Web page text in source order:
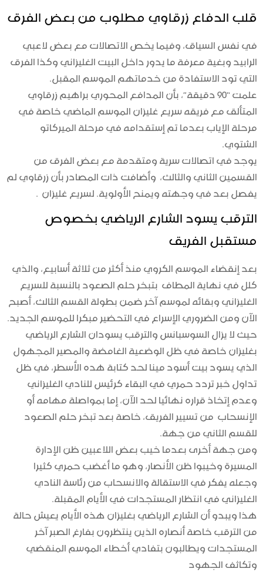
قلب الدفاع زرقاوي مطلوب من بعض الفرق
في نفس السياق، وفيما يخص الاتصالات مع بعض لاعبي
الرابيد وبغية معرفة ما يدور داخل البيت الغليزاني وكذا الفرق
التي تود الاستفادة من خدماتهم الموسم المقبل.
علمت “90 دقيقة”، بأن المدافع المحوري براهيم زرقاوي
المتألق مع فريقه سريع غليزان الموسم الماضي خاصة في
مرحلة الإياب بعدما تم إستقدامه في مرحلة الميركاتو
الشتوي.
يوجد في اتصالات سرية ومتقدمة مع بعض الفرق من
القسمين الثاني والثالث، وأضافت ذات المصادر بأن زرقاوي لم
يفصل بعد في وجهته ويمنح الأولوية. لسريع غليزان .
الترقب يسود الشارع الرياضي بخصوص
مستقبل الفريق
بعد إنقضاء الموسم الكروي منذ أكثر من ثلاثة أسابيع، والذي
كلل في نهاية المطاف بتبخر حلم الصعود بالنسبة للسريع
الغليزاني وبقائه لموسم آخر ضمن بطولة القسم الثالث، أصبح
الآن ومن الضروري الإسراع في التحضير مبكرا للموسم الجديد.
حيث لا يزال السوسبانس والترقب يسودان الشارع الرياضي
بغليزان خاصة في ظل الوضعية الغامضة والمصير المجهول
الذي يسود بيت أسود مينا لحد كتابة هده الأسطر، في ظل
تداول خبر تردد حمري في البقاء كرئيس للنادي الغليزاني
وعدم إتخاذ قراره نهائيا لحد الآن، إما بمواصلة مهامه أو
الإنسحاب من تسيير الفريق، خاصة بعد تبخر حلم الصعود
للقسم الثاني من جهة.
ومن جهة أخرى بعدما خيب بعض اللاعبين ظن الإدارة
المسيرة وخيبوا ظن الأنصار، وهو ما أغضب حمري كثيرا
وجعله يفكر في الاستقالة والانسحاب من رئاسة النادي
الغليزاني في انتظار المستجدات في الأيام المقبلة.
هذا ويبدو أن الشارع الرياضي بغليزان هذه الأيام يعيش حالة
من الترقب خاصة أنصاره الذين ينتظرون بفارغ الصبر آخر
المستجدات ويطالبون بتفادي أخطاء الموسم المنقضي
وتكاثف الجهود